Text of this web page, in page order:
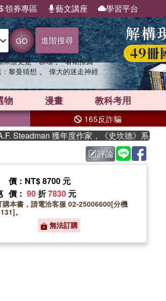
領券專區 藝文講座 學習平台
GO 進階搜尋
果歷史是一群喵 、 暑期推薦
黎曼猜想 、 偉大的迷走神經
物 漫畫 教科考用
165反詐騙
獲年度作家，《史坎德》系列帶你
評論
：NT$ 8700 元
價 ： 90折7830 元
購本書，請電洽客服 02-25006600[分機
。
無法訂購